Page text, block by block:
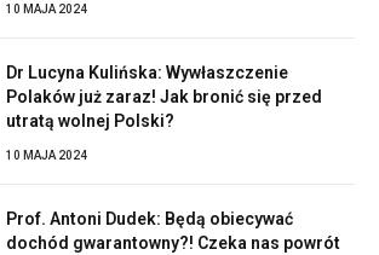
10 MAJA 2024
Dr Lucyna Kulińska: Wywłaszczenie
Polaków już zaraz! Jak bronić się przed
utratą wolnej Polski?
10 MAJA 2024
Prof. Antoni Dudek: Będą obiecywać
dochód gwarantowny?! Czeka nas powrót